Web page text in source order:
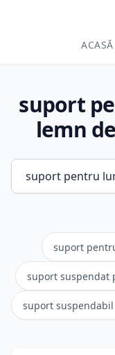
ACASĂ
suport
lemn
suport
suport suspendat
suport